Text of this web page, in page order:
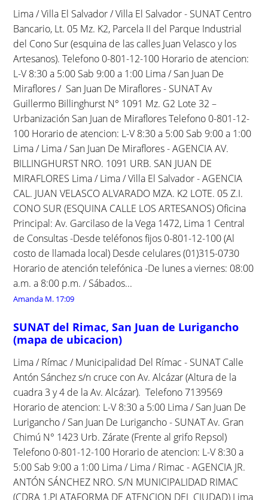
Lima / Villa El Salvador / Villa El Salvador - SUNAT Centro
Bancario, Lt. 05 Mz. K2, Parcela II del Parque Industrial
del Cono Sur (esquina de las calles Juan Velasco y los
Artesanos). Telefono 0-801-12-100 Horario de atencion:
L-V 8:30 a 5:00 Sab 9:00 a 1:00 Lima / San Juan De
Miraflores / San Juan De Miraflores - SUNAT Av
Guillermo Billinghurst N° 1091 Mz. G2 Lote 32 –
Urbanización San Juan de Miraflores Telefono 0-801-12-
100 Horario de atencion: L-V 8:30 a 5:00 Sab 9:00 a 1:00
Lima / Lima / San Juan De Miraflores - AGENCIA AV.
BILLINGHURST NRO. 1091 URB. SAN JUAN DE
MIRAFLORES Lima / Lima / Villa El Salvador - AGENCIA
CAL. JUAN VELASCO ALVARADO MZA. K2 LOTE. 05 Z.I.
CONO SUR (ESQUINA CALLE LOS ARTESANOS) Oficina
Principal: Av. Garcilaso de la Vega 1472, Lima 1 Central
de Consultas -Desde teléfonos fijos 0-801-12-100 (Al
costo de llamada local) Desde celulares (01)315-0730
Horario de atención telefónica -De lunes a viernes: 08:00
a.m. a 8:00 p.m. / Sábados...
Amanda M. 17:09
SUNAT del Rimac, San Juan de Lurigancho
(mapa de ubicacion)
Lima / Rímac / Municipalidad Del Rímac - SUNAT Calle
Antón Sánchez s/n cruce con Av. Alcázar (Altura de la
cuadra 3 y 4 de la Av. Alcázar). Telefono 7139569
Horario de atencion: L-V 8:30 a 5:00 Lima / San Juan De
Lurigancho / San Juan De Lurigancho - SUNAT Av. Gran
Chimú N° 1423 Urb. Zárate (Frente al grifo Repsol)
Telefono 0-801-12-100 Horario de atencion: L-V 8:30 a
5:00 Sab 9:00 a 1:00 Lima / Lima / Rimac - AGENCIA JR.
ANTÓN SÁNCHEZ NRO. S/N MUNICIPALIDAD RIMAC
(CDRA 1,PLATAFORMA DE ATENCION DEL CIUDAD) Lima